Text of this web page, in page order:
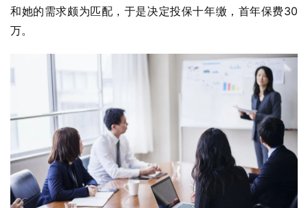
和她的需求颇为匹配，于是决定投保十年缴，首年保费30
万。